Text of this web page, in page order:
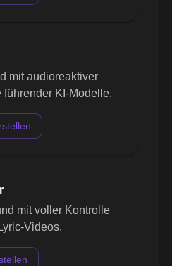
mit audioreaktiver
führender KI-Modelle.
mit voller Kontrolle
Videos.